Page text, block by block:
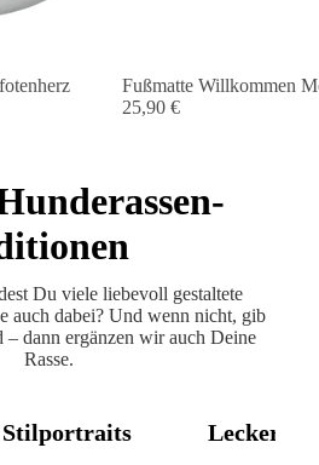
Fußmatte Willkommen
25,90 €
Du viele liebevoll gestaltete
auch dabei? Und wenn nicht, gib
– dann ergänzen wir auch Deine
Rasse.
Stilportraits